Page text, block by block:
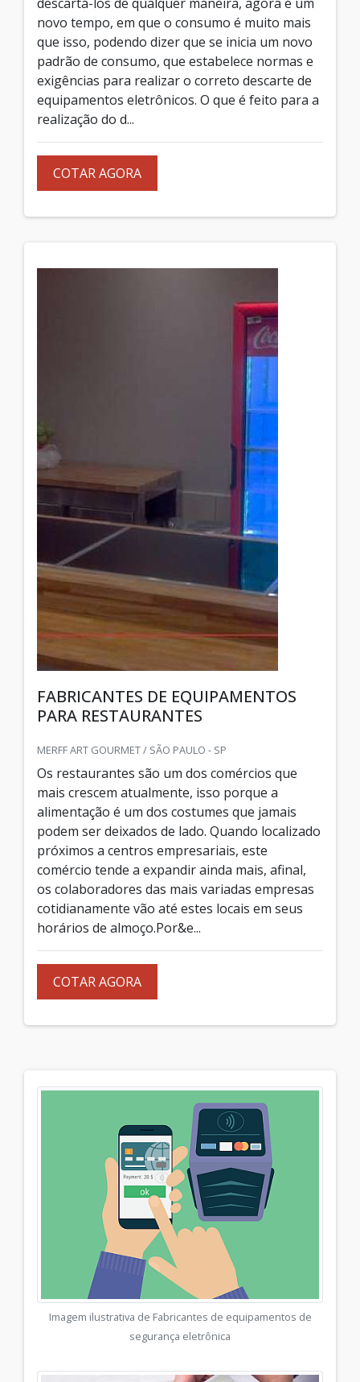
novo tempo, em que o consumo é muito mais
que isso, podendo dizer que se inicia um novo
padrão de consumo, que estabelece normas e
exigências para realizar o correto descarte de
equipamentos eletrônicos. O que é feito para a
realização do d...
COTAR AGORA
FABRICANTES DE EQUIPAMENTOS
PARA RESTAURANTES
MERFF ART GOURMET / SÃO PAULO - SP
Os restaurantes são um dos comércios que
mais crescem atualmente, isso porque a
alimentação é um dos costumes que jamais
podem ser deixados de lado. Quando localizado
próximos a centros empresariais, este
comércio tende a expandir ainda mais, afinal,
os colaboradores das mais variadas empresas
cotidianamente vão até estes locais em seus
horários de almoço.Por&e...
COTAR AGORA
Imagem ilustrativa de Fabricantes de equipamentos de
segurança eletrônica